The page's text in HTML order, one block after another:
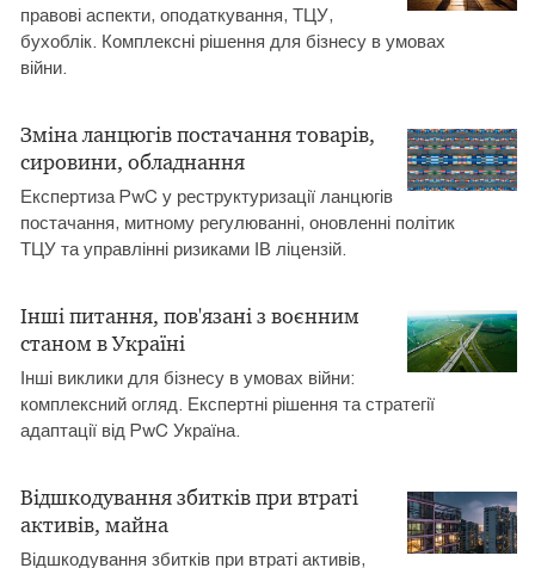
правові аспекти, оподаткування, ТЦУ,
бухоблік. Комплексні рішення для бізнесу в умовах
війни.
Зміна ланцюгів постачання товарів,
сировини, обладнання
Експертиза PwC у реструктуризації ланцюгів
постачання, митному регулюванні, оновленні політик
ТЦУ та управлінні ризиками ІВ ліцензій.
Інші питання, пов'язані з воєнним
станом в Україні
Інші виклики для бізнесу в умовах війни:
комплексний огляд. Експертні рішення та стратегії
адаптації від PwC Україна.
Відшкодування збитків при втраті
активів, майна
Відшкодування збитків при втраті активів,